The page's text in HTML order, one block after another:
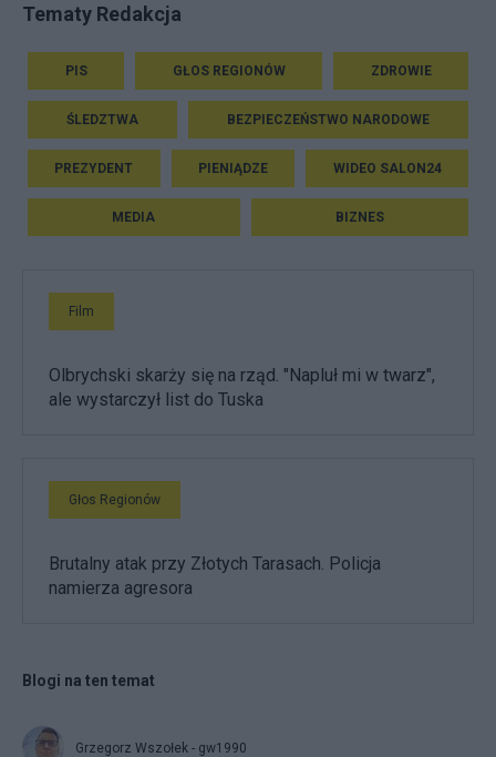
Tematy Redakcja
PIS GŁOS REGIONÓW ZDROWIE
ŚLEDZTWA BEZPIECZEŃSTWO NARODOWE
PREZYDENT PIENIĄDZE WIDEO SALON24
MEDIA BIZNES
Film
Olbrychski skarży się na rząd. "Napluł mi w twarz",
ale wystarczył list do Tuska
Głos Regionów
Brutalny atak przy Złotych Tarasach. Policja
namierza agresora
Blogi na ten temat
Grzegorz Wszołek - gw1990